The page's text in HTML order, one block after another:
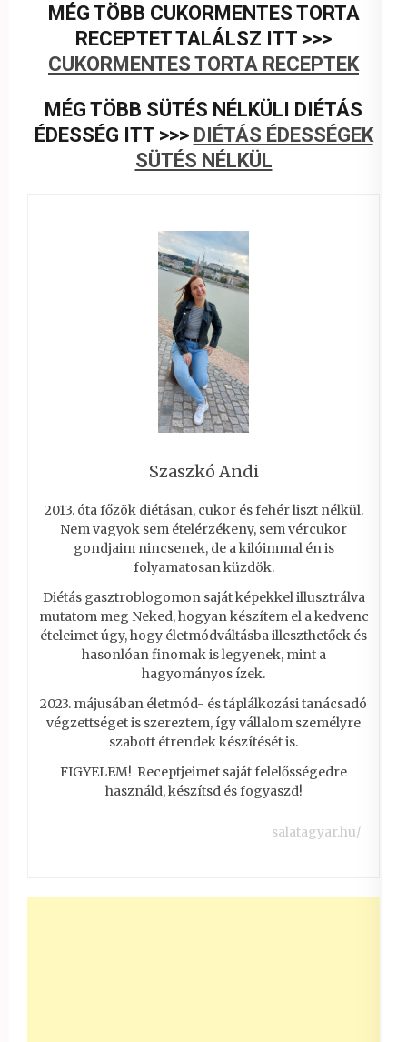
MÉG TÖBB CUKORMENTES TORTA
RECEPTET TALÁLSZ ITT >>>
CUKORMENTES TORTA RECEPTEK
MÉG TÖBB SÜTÉS NÉLKÜLI DIÉTÁS
ÉDESSÉG ITT >>> DIÉTÁS ÉDESSÉGEK
SÜTÉS NÉLKÜL
Szaszkó Andi
2013. óta főzök diétásan, cukor és fehér liszt nélkül.
Nem vagyok sem ételérzékeny, sem vércukor
gondjaim nincsenek, de a kilóimmal én is
folyamatosan küzdök.
Diétás gasztroblogomon saját képekkel illusztrálva
mutatom meg Neked, hogyan készítem el a kedvenc
ételeimet úgy, hogy életmódváltásba illeszthetőek és
hasonlóan finomak is legyenek, mint a
hagyományos ízek.
2023. májusában életmód- és táplálkozási tanácsadó
végzettséget is szereztem, így vállalom személyre
szabott étrendek készítését is.
FIGYELEM! Receptjeimet saját felelősségedre
használd, készítsd és fogyaszd!
salatagyar.hu/